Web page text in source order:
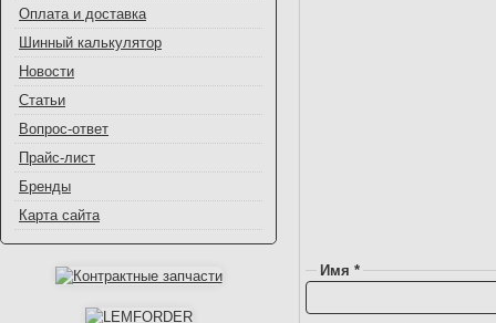
Оплата и доставка
Шинный калькулятор
Новости
Статьи
Вопрос-ответ
Прайс-лист
Бренды
Карта сайта
Имя *